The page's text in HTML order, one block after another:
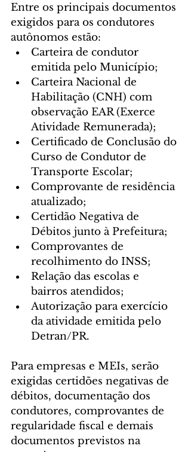
Entre os principais documentos
exigidos para os condutores
autônomos estão:
Carteira de condutor
emitida pelo Município;
Carteira Nacional de
Habilitação (CNH) com
observação EAR (Exerce
Atividade Remunerada);
Certificado de Conclusão do
Curso de Condutor de
Transporte Escolar;
Comprovante de residência
atualizado;
Certidão Negativa de
Débitos junto à Prefeitura;
Comprovantes de
recolhimento do INSS;
Relação das escolas e
bairros atendidos;
Autorização para exercício
da atividade emitida pelo
Detran/PR.
Para empresas e MEIs, serão
exigidas certidões negativas de
débitos, documentação dos
condutores, comprovantes de
regularidade fiscal e demais
documentos previstos na